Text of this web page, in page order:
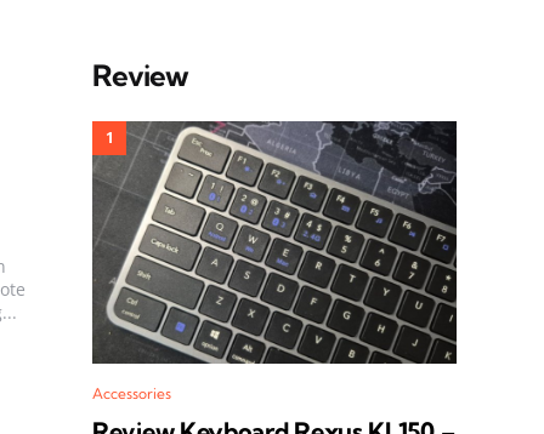
Review
Accessories